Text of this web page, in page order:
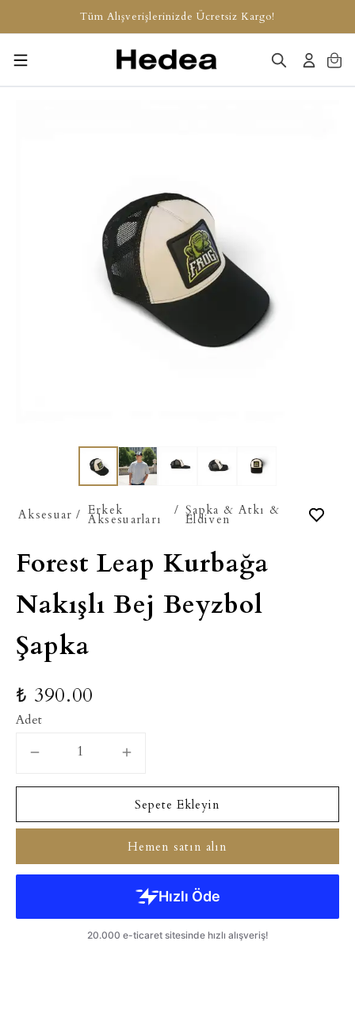
Tüm Alışverişlerinizde Ücretsiz Kargo!
Aksesuar / Erkek
Aksesuarları
/ Şapka & Atkı &
Eldiven
Forest Leap Kurbağa
Nakışlı Bej Beyzbol
Şapka
₺ 390.00
Adet
Sepete Ekleyin
Hemen satın alın